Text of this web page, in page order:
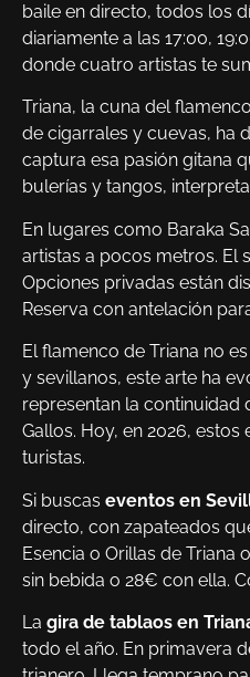
baile en directo, todos los
diariamente a las 17:00,
donde cuatro artistas te
Triana, la cuna del
de cigarrales y cuevas, ha
captura esa pasión gitana
bulerías y tangos,
En lugares como Baraka
artistas a pocos metros. El
Opciones privadas están
Reserva con antelación
El flamenco de Triana no
y sevillanos, este arte ha
representan la continuidad
Gallos. Hoy, en 2026,
turistas.
Si buscas eventos en
directo, con zapateados
Esencia o Orillas de Triana
sin bebida o 28€ con ella.
La gira de tablaos en
todo el año. En primavera